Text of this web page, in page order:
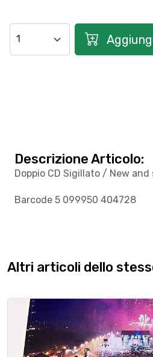
Descrizione Articolo:
Doppio CD Sigillato / New and
Barcode 5 099950 404728
Altri articoli dello